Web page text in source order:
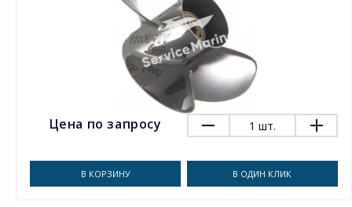
Цена по запросу 1 шт.
В КОРЗИНУ В ОДИН КЛИК